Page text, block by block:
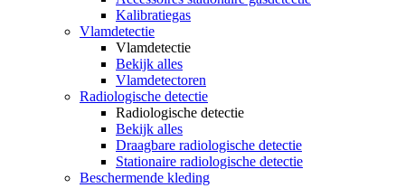
Kalibratiegas
Vlamdetectie
Vlamdetectie
Bekijk alles
Vlamdetectoren
Radiologische detectie
Radiologische detectie
Bekijk alles
Draagbare radiologische detectie
Stationaire radiologische detectie
Beschermende kleding